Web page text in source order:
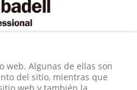
web. Algunas de ellas son
del sitio, mientras que